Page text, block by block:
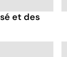
et des